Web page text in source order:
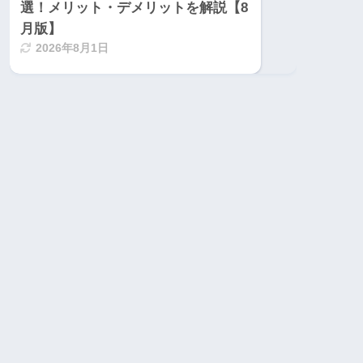
選！メリット・デメリットを解説【8
月版】
2026年8月1日